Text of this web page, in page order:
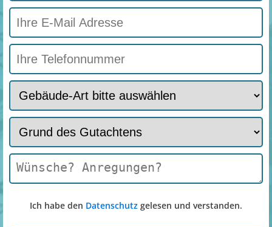
Ich habe den Datenschutz gelesen und verstanden.